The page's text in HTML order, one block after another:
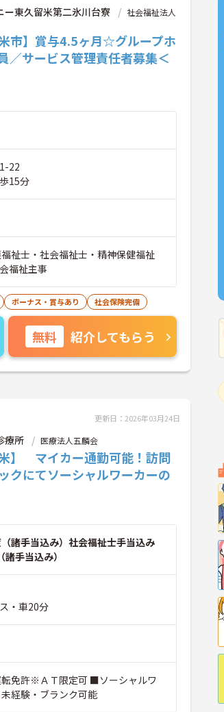
ー東久留米第二氷川台寮
社会福祉法人
市】賞与4.5ヶ月☆グループホ
／サービス管理責任者募集＜
22
15分
祉士・社会福祉士・精神保健福祉
福祉主事
ボーナス・賞与あり 社会保険完備
無料 紹介してもらう
更新日：2026年03月24日
療所 医療法人五麟会
米】 マイカー通勤可能！訪問
クにてソーシャルワーカーの
諸手当込み）社会福祉士手当込み
諸手当込み）
・車20分
免許※ＡＴ限定可 ■ソーシャルワ
経験・ブランク可能